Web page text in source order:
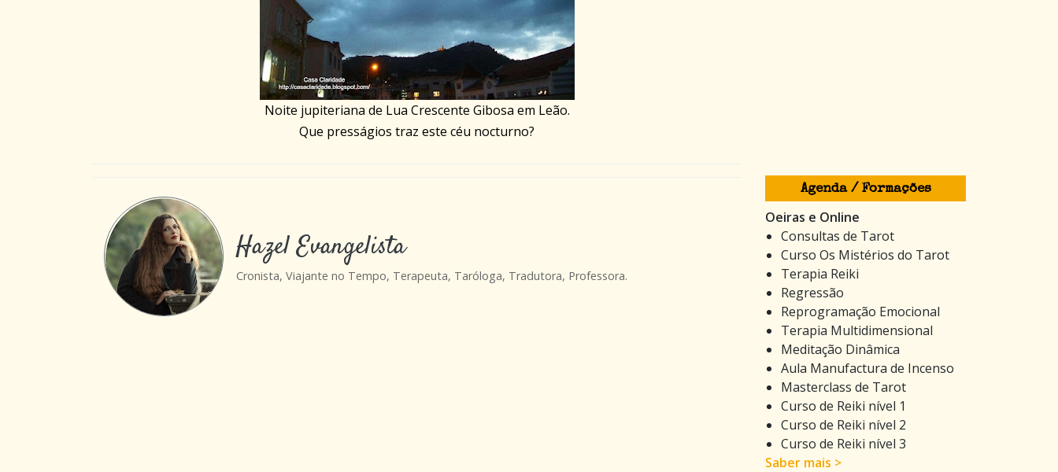
Noite jupiteriana de Lua Crescente Gibosa em Leão.
Que presságios traz este céu nocturno?
Hazel Evangelista
Cronista, Viajante no Tempo, Terapeuta, Taróloga, Tradutora, Professora.
Agenda / Formações
Oeiras e Online
Consultas de Tarot
Curso Os Mistérios do Tarot
Terapia Reiki
Regressão
Reprogramação Emocional
Terapia Multidimensional
Meditação Dinâmica
Aula Manufactura de Incenso
Masterclass de Tarot
Curso de Reiki nível 1
Curso de Reiki nível 2
Curso de Reiki nível 3
Saber mais >